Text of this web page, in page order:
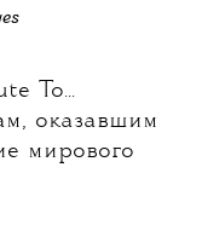
To...
оказавшим
мирового